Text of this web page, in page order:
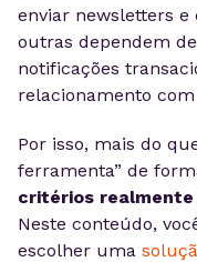
enviar newsletters e
outras dependem
notificações
relacionamento
Por isso, mais do
ferramenta” de
critérios
Neste conteúdo,
escolher uma